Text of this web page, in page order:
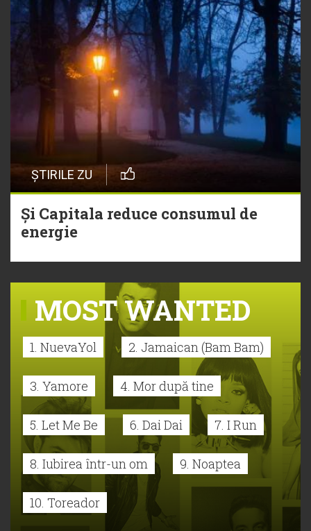
ȘTIRILE ZU
Și Capitala reduce consumul de
energie
MOST WANTED
1. NuevaYol 2. Jamaican (Bam Bam)
3. Yamore 4. Mor după tine
5. Let Me Be 6. Dai Dai 7. I Run
8. Iubirea într-un om 9. Noaptea
10. Toreador